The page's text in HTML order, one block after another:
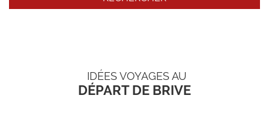
IDÉES VOYAGES AU
DÉPART DE BRIVE